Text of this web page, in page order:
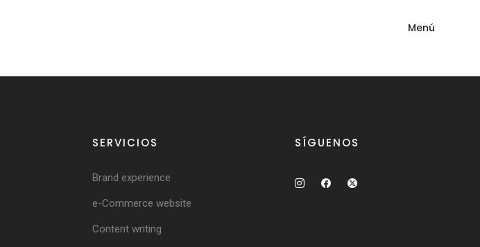
Menú
SERVICIOS
Brand experience
e-Commerce website
Content writing
SÍGUENOS